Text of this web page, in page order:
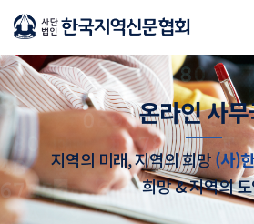
온라인 사
지역의 미래, 지역의 희망(사)
희망 & 지역의